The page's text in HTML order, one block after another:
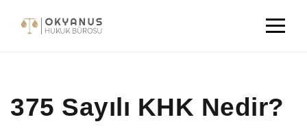
375 Sayılı KHK Nedir?